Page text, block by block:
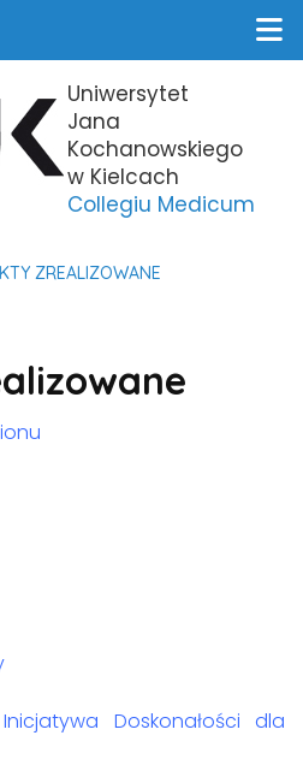
Uniwersytet
Jana
Kochanowskiego
w Kielcach
Collegiu Medicum
ZREALIZOWANE
Doskonałości dla